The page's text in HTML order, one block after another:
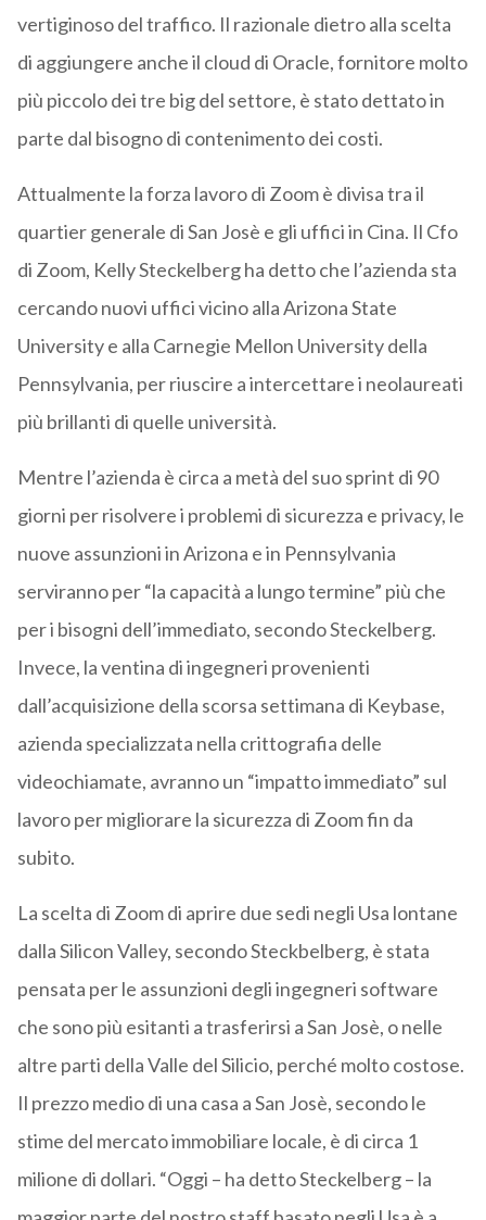
vertiginoso del traffico. Il razionale dietro alla scelta
di aggiungere anche il cloud di Oracle, fornitore molto
più piccolo dei tre big del settore, è stato dettato in
parte dal bisogno di contenimento dei costi.
Attualmente la forza lavoro di Zoom è divisa tra il
quartier generale di San Josè e gli uffici in Cina. Il Cfo
di Zoom, Kelly Steckelberg ha detto che l’azienda sta
cercando nuovi uffici vicino alla Arizona State
University e alla Carnegie Mellon University della
Pennsylvania, per riuscire a intercettare i neolaureati
più brillanti di quelle università.
Mentre l’azienda è circa a metà del suo sprint di 90
giorni per risolvere i problemi di sicurezza e privacy, le
nuove assunzioni in Arizona e in Pennsylvania
serviranno per “la capacità a lungo termine” più che
per i bisogni dell’immediato, secondo Steckelberg.
Invece, la ventina di ingegneri provenienti
dall’acquisizione della scorsa settimana di Keybase,
azienda specializzata nella crittografia delle
videochiamate, avranno un “impatto immediato” sul
lavoro per migliorare la sicurezza di Zoom fin da
subito.
La scelta di Zoom di aprire due sedi negli Usa lontane
dalla Silicon Valley, secondo Steckbelberg, è stata
pensata per le assunzioni degli ingegneri software
che sono più esitanti a trasferirsi a San Josè, o nelle
altre parti della Valle del Silicio, perché molto costose.
Il prezzo medio di una casa a San Josè, secondo le
stime del mercato immobiliare locale, è di circa 1
milione di dollari. “Oggi – ha detto Steckelberg – la